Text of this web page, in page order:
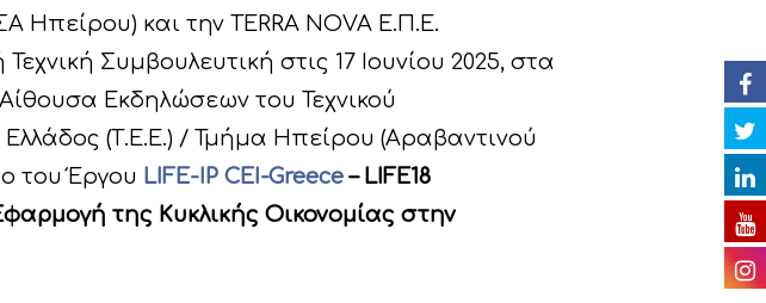
Ηπείρου) και την TERRA NOVA Ε.Π.Ε.
Τεχνική Συμβουλευτική στις 17 Ιουνίου 2025, στα
Εκδηλώσεων του Τεχνικού
(Τ.Ε.Ε.) / Τμήμα Ηπείρου (Αραβαντινού
του Έργου LIFE-IP CEI-Greece– LIFE18
της Κυκλικής Οικονομίας στην